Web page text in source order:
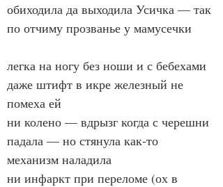
обиходила да выходила Усичка — так
по отчиму прозванье у мамусечки
легка на ногу без ноши и с бебехами
даже штифт в икре железный не
помеха ей
ни колено — вдрызг когда с черешни
падала — но стянула как-то
механизм наладила
ни инфаркт при переломе (ох в